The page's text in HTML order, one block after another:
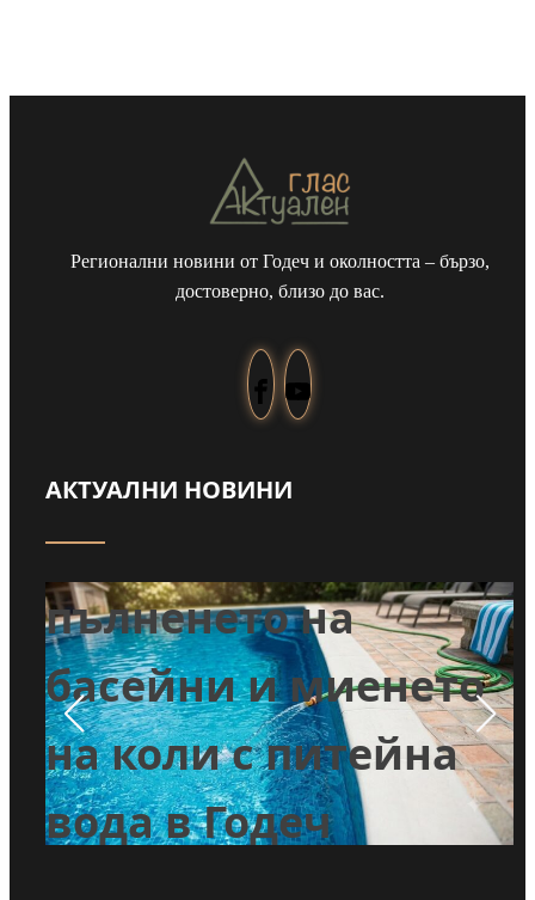
Регионални новини от Годеч и околността – бързо,
достоверно, близо до вас.
АКТУАЛНИ НОВИНИ
Забраниха
пълненето на
басейни и миенето
на коли с питейна
вода в Годеч